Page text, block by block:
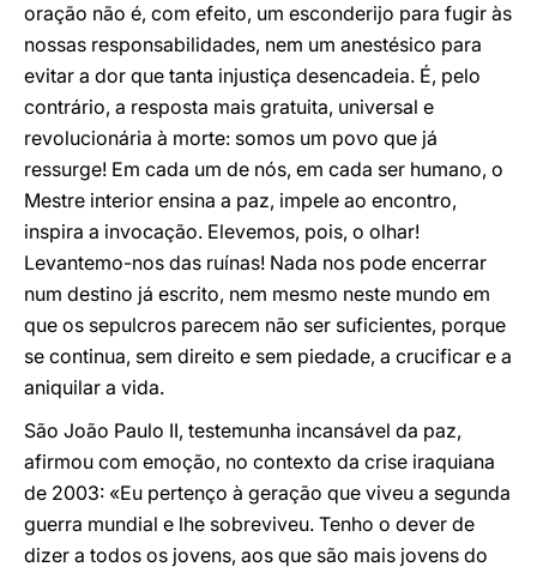
oração não é, com efeito, um esconderijo para fugir às
nossas responsabilidades, nem um anestésico para
evitar a dor que tanta injustiça desencadeia. É, pelo
contrário, a resposta mais gratuita, universal e
revolucionária à morte: somos um povo que já
ressurge! Em cada um de nós, em cada ser humano, o
Mestre interior ensina a paz, impele ao encontro,
inspira a invocação. Elevemos, pois, o olhar!
Levantemo-nos das ruínas! Nada nos pode encerrar
num destino já escrito, nem mesmo neste mundo em
que os sepulcros parecem não ser suficientes, porque
se continua, sem direito e sem piedade, a crucificar e a
aniquilar a vida.
São João Paulo II, testemunha incansável da paz,
afirmou com emoção, no contexto da crise iraquiana
de 2003: «Eu pertenço à geração que viveu a segunda
guerra mundial e lhe sobreviveu. Tenho o dever de
dizer a todos os jovens, aos que são mais jovens do